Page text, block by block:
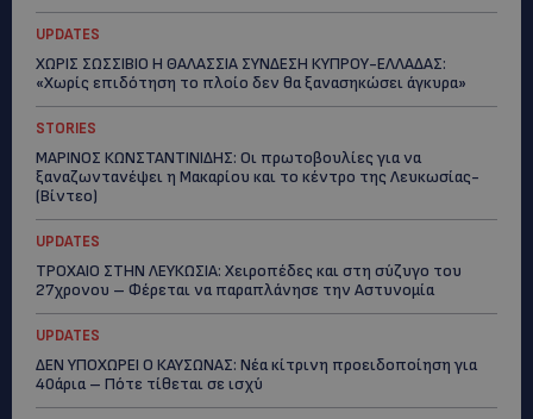
UPDATES
ΧΩΡΙΣ ΣΩΣΣΙΒΙΟ Η ΘΑΛΑΣΣΙΑ ΣΥΝΔΕΣΗ ΚΥΠΡΟΥ-ΕΛΛΑΔΑΣ:
«Χωρίς επιδότηση το πλοίο δεν θα ξανασηκώσει άγκυρα»
STORIES
ΜΑΡΙΝΟΣ ΚΩΝΣΤΑΝΤΙΝΙΔΗΣ: Οι πρωτοβουλίες για να
ξαναζωντανέψει η Μακαρίου και το κέντρο της Λευκωσίας-
(Βίντεο)
UPDATES
ΤΡΟΧΑΙΟ ΣΤΗΝ ΛΕΥΚΩΣΙΑ: Χειροπέδες και στη σύζυγο του
27χρονου – Φέρεται να παραπλάνησε την Αστυνομία
UPDATES
ΔΕΝ ΥΠΟΧΩΡΕΙ Ο ΚΑΥΣΩΝΑΣ: Νέα κίτρινη προειδοποίηση για
40άρια – Πότε τίθεται σε ισχύ